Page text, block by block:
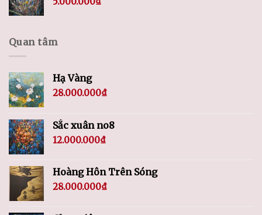
Quan tâm
Hạ Vàng
28.000.000₫
Sắc xuân no8
12.000.000₫
Hoàng Hôn Trên Sóng
28.000.000₫